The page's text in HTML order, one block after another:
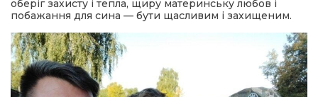
оберіг захисту і тепла, щиру материнську любов і
побажання для сина — бути щасливим і захищеним.